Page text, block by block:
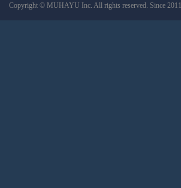
Copyright © MUHAYU Inc. All rights reserved. Since 2011